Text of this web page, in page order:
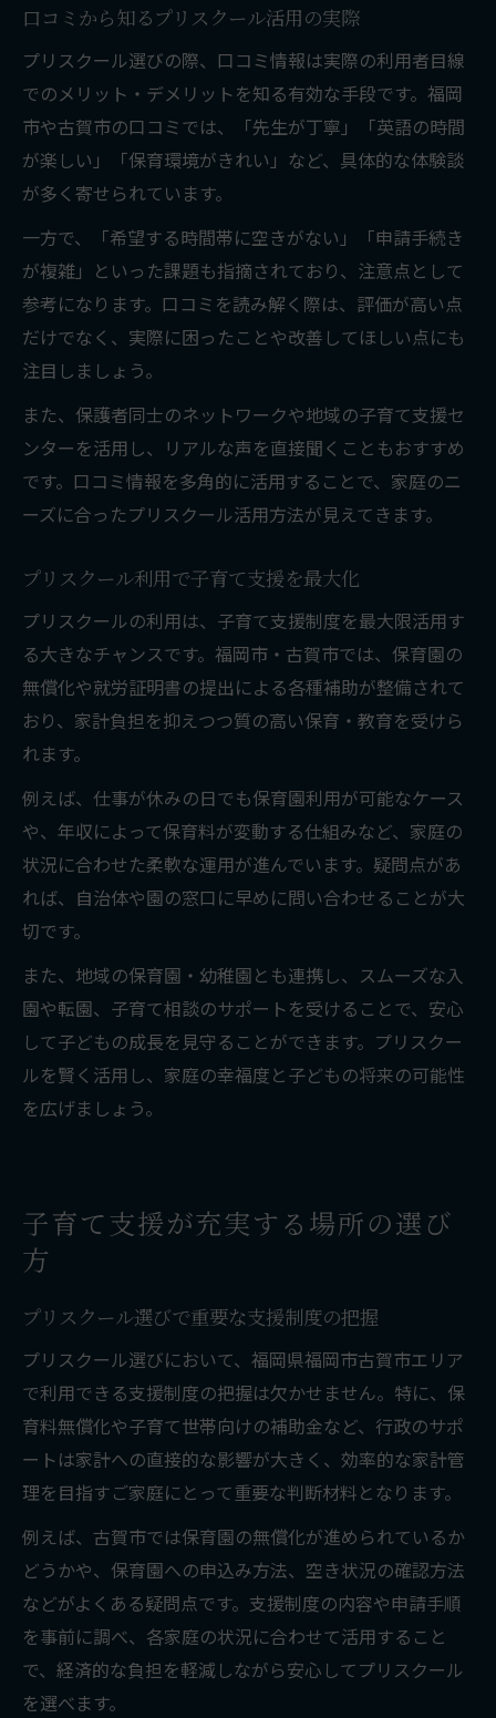
口コミから知るプリスクール活用の実際
プリスクール選びの際、口コミ情報は実際の利用者目線
でのメリット・デメリットを知る有効な手段です。福岡
市や古賀市の口コミでは、「先生が丁寧」「英語の時間
が楽しい」「保育環境がきれい」など、具体的な体験談
が多く寄せられています。
一方で、「希望する時間帯に空きがない」「申請手続き
が複雑」といった課題も指摘されており、注意点として
参考になります。口コミを読み解く際は、評価が高い点
だけでなく、実際に困ったことや改善してほしい点にも
注目しましょう。
また、保護者同士のネットワークや地域の子育て支援セ
ンターを活用し、リアルな声を直接聞くこともおすすめ
です。口コミ情報を多角的に活用することで、家庭のニ
ーズに合ったプリスクール活用方法が見えてきます。
プリスクール利用で子育て支援を最大化
プリスクールの利用は、子育て支援制度を最大限活用す
る大きなチャンスです。福岡市・古賀市では、保育園の
無償化や就労証明書の提出による各種補助が整備されて
おり、家計負担を抑えつつ質の高い保育・教育を受けら
れます。
例えば、仕事が休みの日でも保育園利用が可能なケース
や、年収によって保育料が変動する仕組みなど、家庭の
状況に合わせた柔軟な運用が進んでいます。疑問点があ
れば、自治体や園の窓口に早めに問い合わせることが大
切です。
また、地域の保育園・幼稚園とも連携し、スムーズな入
園や転園、子育て相談のサポートを受けることで、安心
して子どもの成長を見守ることができます。プリスクー
ルを賢く活用し、家庭の幸福度と子どもの将来の可能性
を広げましょう。
子育て支援が充実する場所の選び
方
プリスクール選びで重要な支援制度の把握
プリスクール選びにおいて、福岡県福岡市古賀市エリア
で利用できる支援制度の把握は欠かせません。特に、保
育料無償化や子育て世帯向けの補助金など、行政のサポ
ートは家計への直接的な影響が大きく、効率的な家計管
理を目指すご家庭にとって重要な判断材料となります。
例えば、古賀市では保育園の無償化が進められているか
どうかや、保育園への申込み方法、空き状況の確認方法
などがよくある疑問点です。支援制度の内容や申請手順
を事前に調べ、各家庭の状況に合わせて活用すること
で、経済的な負担を軽減しながら安心してプリスクール
を選べます。